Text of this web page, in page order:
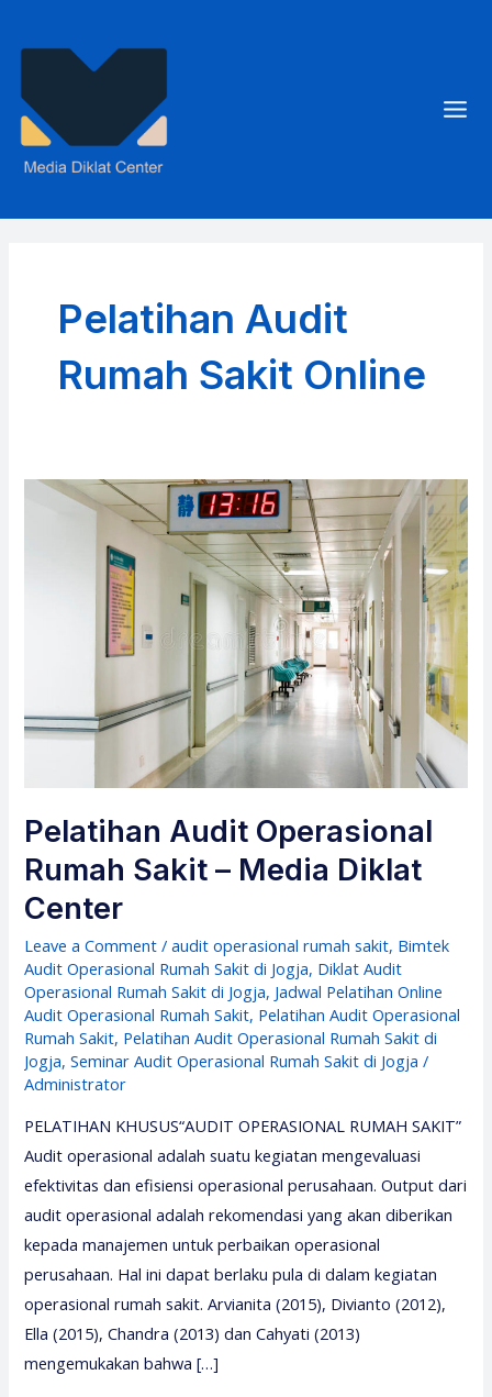
Pelatihan Audit
Rumah Sakit Online
Pelatihan Audit Operasional
Rumah Sakit – Media Diklat
Center
Leave a Comment /audit operasional rumah sakit, Bimtek
Audit Operasional Rumah Sakit di Jogja, Diklat Audit
Operasional Rumah Sakit di Jogja, Jadwal Pelatihan Online
Audit Operasional Rumah Sakit, Pelatihan Audit Operasional
Rumah Sakit, Pelatihan Audit Operasional Rumah Sakit di
Jogja,Seminar Audit Operasional Rumah Sakit di Jogja /
Administrator
PELATIHAN KHUSUS“AUDIT OPERASIONAL RUMAH SAKIT”
Audit operasional adalah suatu kegiatan mengevaluasi
efektivitas dan efisiensi operasional perusahaan. Output dari
audit operasional adalah rekomendasi yang akan diberikan
kepada manajemen untuk perbaikan operasional
perusahaan. Hal ini dapat berlaku pula di dalam kegiatan
operasional rumah sakit. Arvianita (2015), Divianto (2012),
Ella (2015), Chandra (2013) dan Cahyati (2013)
mengemukakan bahwa […]